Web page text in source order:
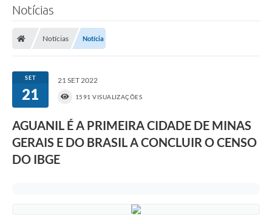
Notícias
Notícias Notícia
SET
21
21 SET 2022
1591 VISUALIZAÇÕES
AGUANIL É A PRIMEIRA CIDADE DE MINAS
GERAIS E DO BRASIL A CONCLUIR O CENSO
DO IBGE